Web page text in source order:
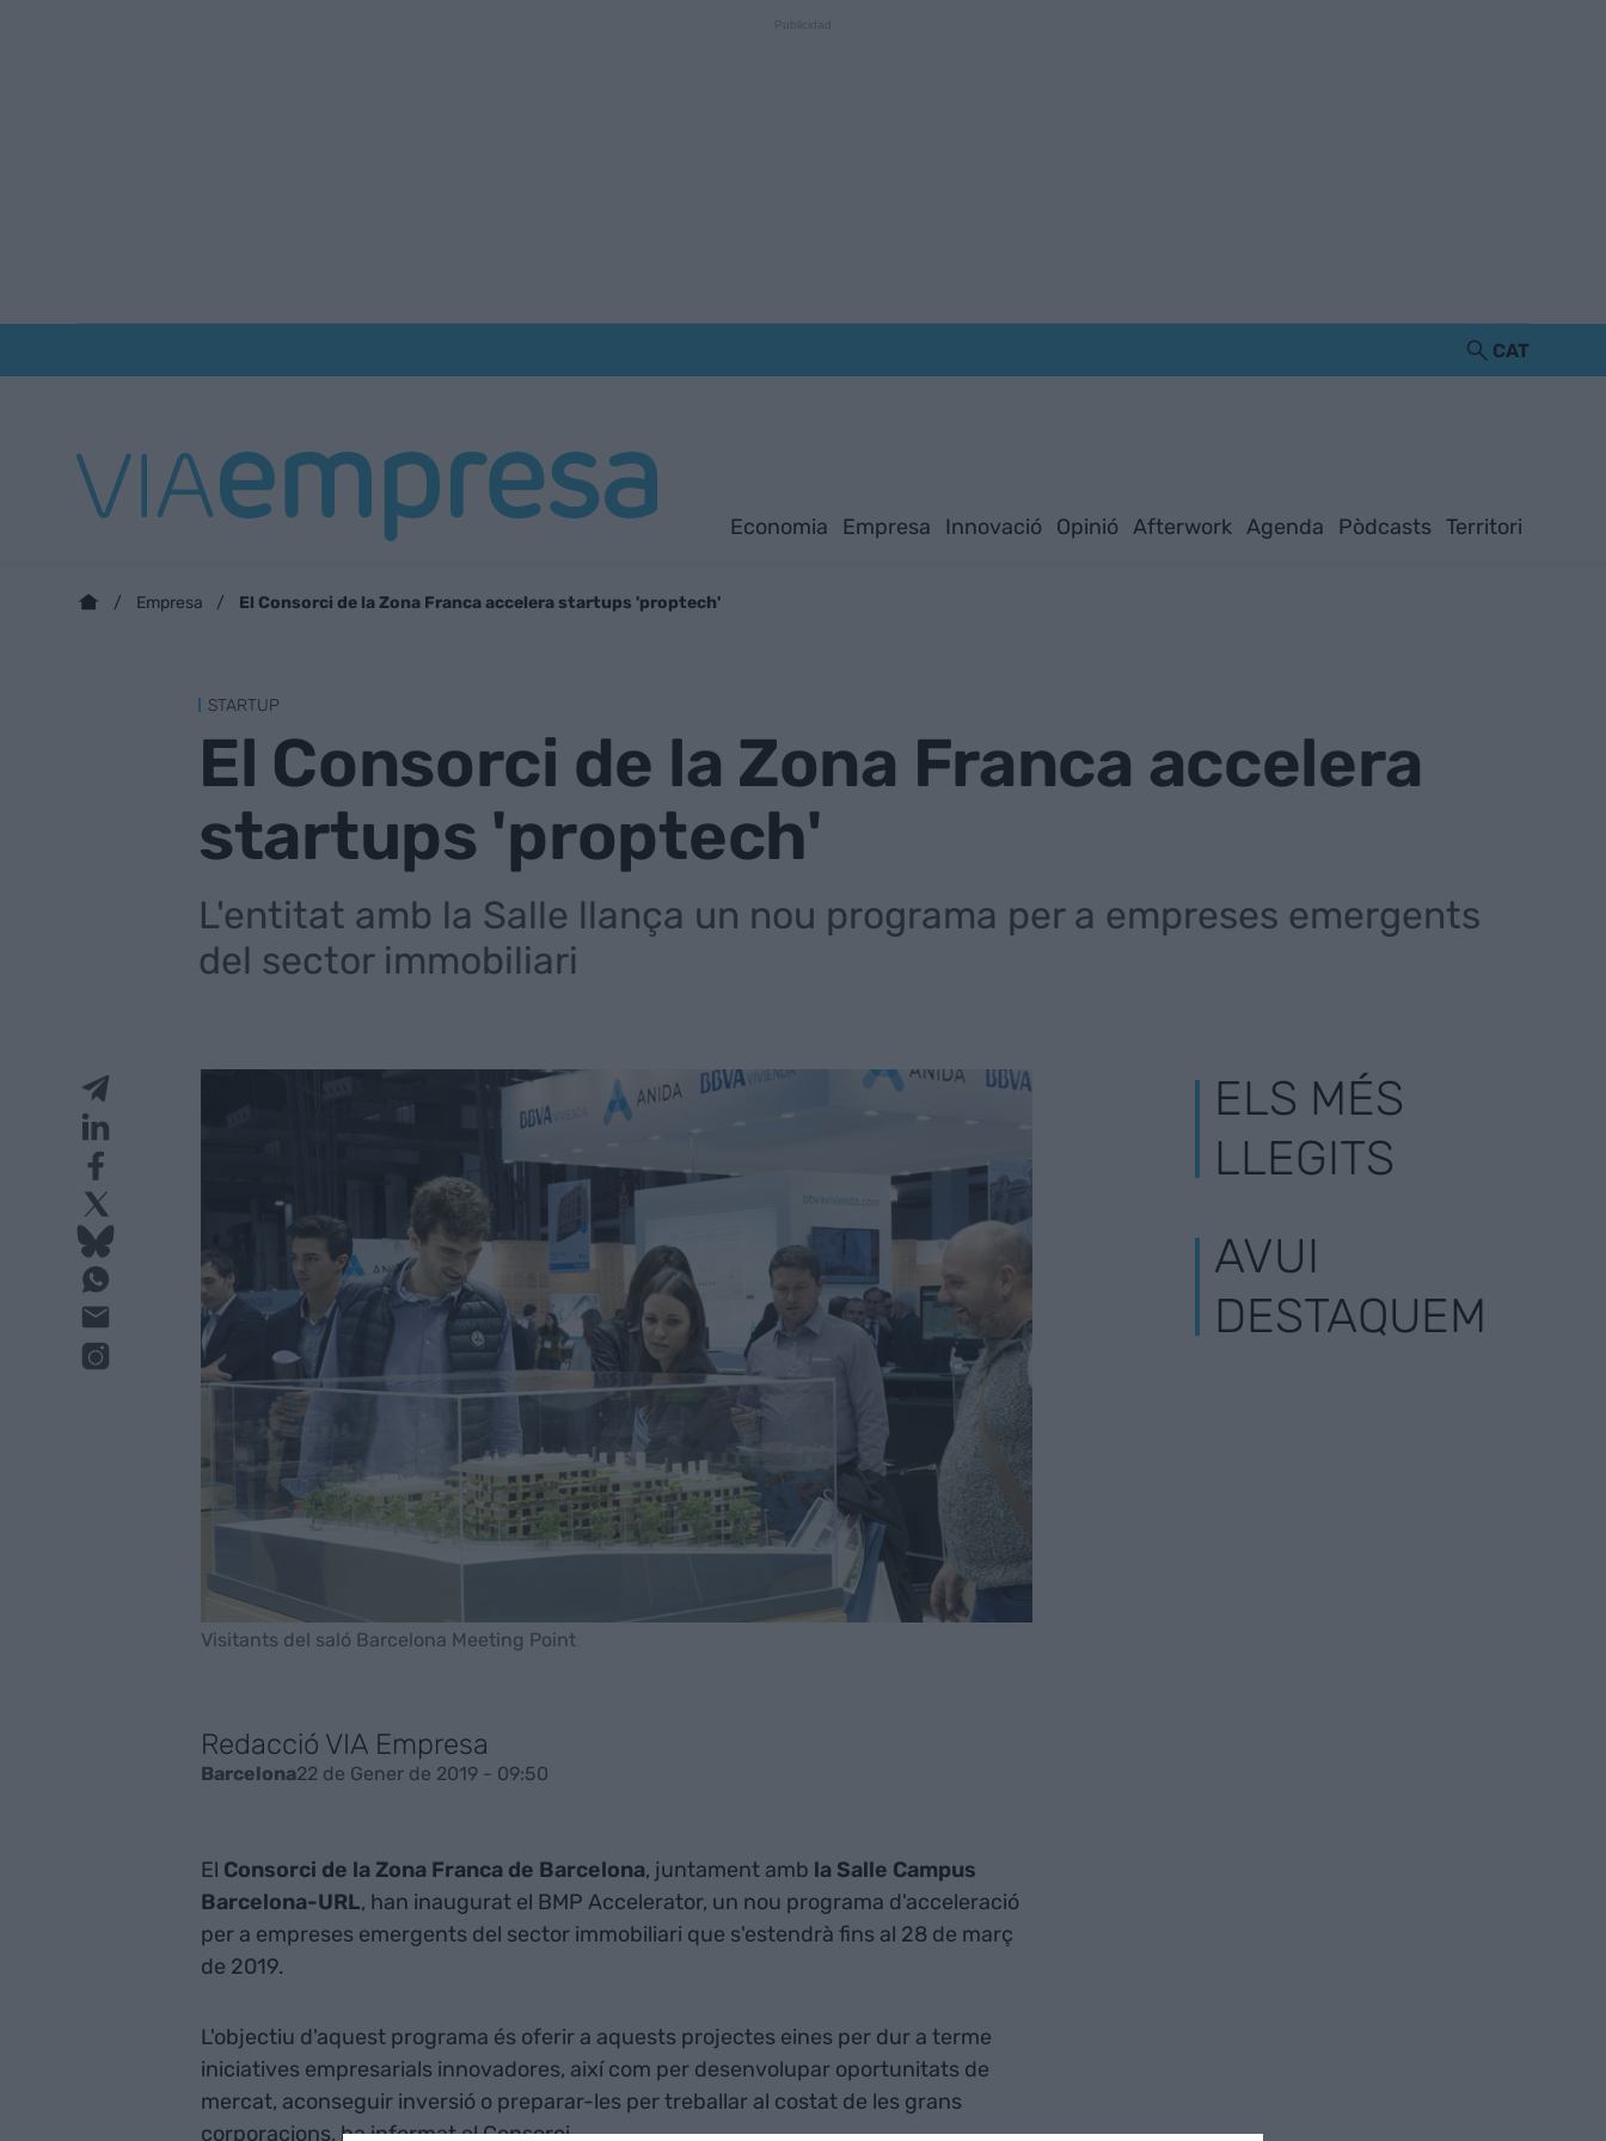
CAT
Economia Empresa Innovació Opinió Afterwork Agenda Pòdcasts Territori
Empresa El Consorci de la Zona Franca accelera startups 'proptech'
STARTUP
El Consorci de la Zona Franca accelera
startups 'proptech'
L'entitat amb la Salle llança un nou programa per a empreses emergents
del sector immobiliari
Visitants del saló Barcelona Meeting Point
Redacció VIA Empresa
Barcelona22 de Gener de 2019 - 09:50
El Consorci de la Zona Franca de Barcelona, juntament amb la Salle Campus
Barcelona-URL, han inaugurat el BMP Accelerator, un nou programa d'acceleració
per a empreses emergents del sector immobiliari que s'estendrà fins al 28 de març
de 2019.
L'objectiu d'aquest programa és oferir a aquests projectes eines per dur a terme
iniciatives empresarials innovadores, així com per desenvolupar oportunitats de
mercat, aconseguir inversió o preparar-les per treballar al costat de les grans
corporacions, ha informat el Consorci.
ELS MÉS
LLEGITS
AVUI
DESTAQUEM